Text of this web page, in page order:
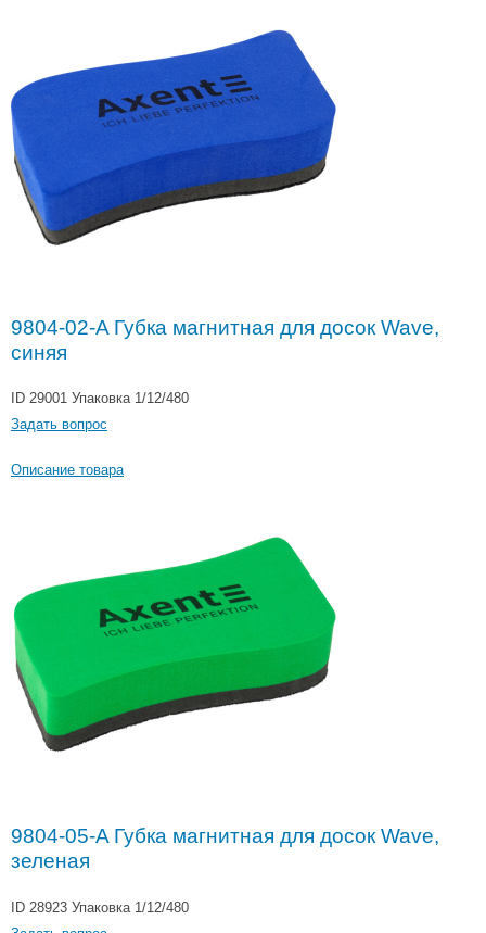
9804-02-A Губка магнитная для досок Wave,
синяя
ID 29001 Упаковка 1/12/480
Задать вопрос
Описание товара
9804-05-A Губка магнитная для досок Wave,
зеленая
ID 28923 Упаковка 1/12/480